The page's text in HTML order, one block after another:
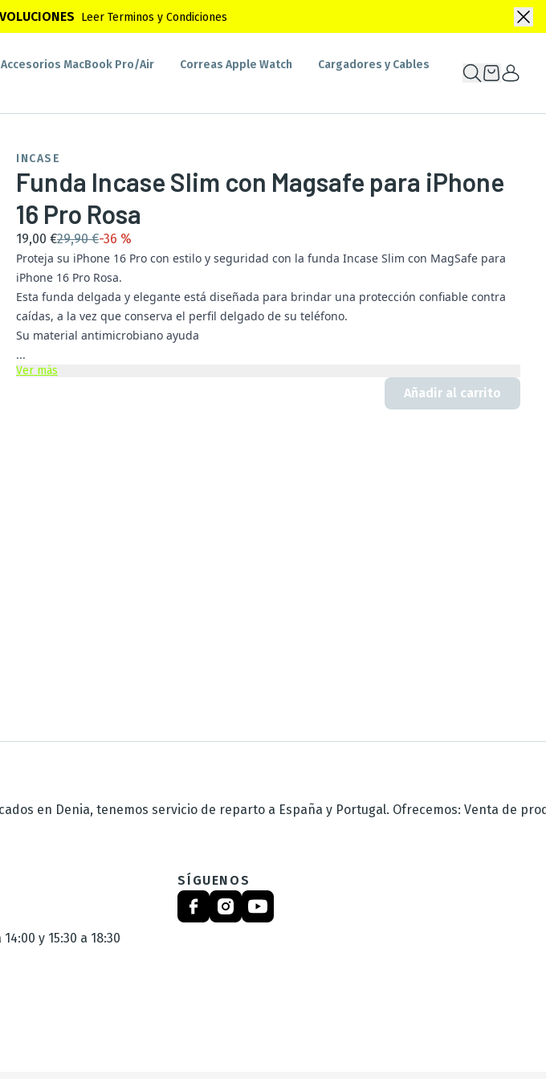
Leer Terminos y Condiciones
Accesorios MacBook Pro/Air Correas Apple Watch
Cargadores y Cables
INCASE
Funda Incase Slim con Magsafe para iPhone
16 Pro Rosa
19,00 €29,90 €-36 %
Proteja su iPhone 16 Pro con estilo y seguridad con la funda Incase Slim con MagSafe para
iPhone 16 Pro Rosa.
Esta funda delgada y elegante está diseñada para brindar una protección confiable contra
caídas, a la vez que conserva el perfil delgado de su teléfono.
Su material antimicrobiano ayuda
...
Ver más
Añadir al carrito
en Denia, tenemos servicio de reparto a España y Portugal. Ofrecemos: Venta de
y 15:30 a 18:30
SÍGUENOS